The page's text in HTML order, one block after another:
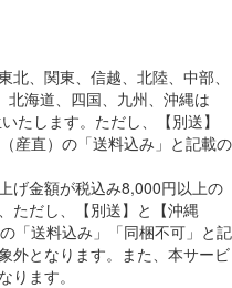
、関東、信越、北陸、中部、
海道、四国、九州、沖縄は
たします。ただし、【別送】
産直）の「送料込み」と記載の
げ金額が税込み8,000円以上の
ただし、【別送】と【沖縄
「送料込み」「同梱不可」と記
外となります。また、本サービ
ります。